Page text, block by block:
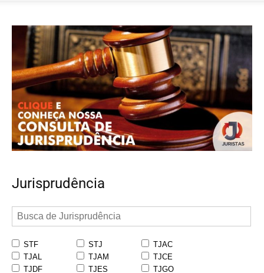
Jurisprudência
STF STJ
TJAC
TJAL
TJAM
TJCE
TJDF
TJES
TJGO